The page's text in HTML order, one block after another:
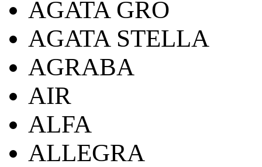
AGATA GRO
AGATA STELLA
AGRABA
AIR
ALFA
ALLEGRA